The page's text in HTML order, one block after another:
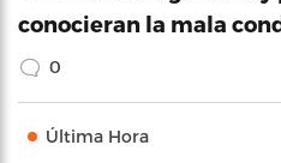
conocieran la mala
0
Última Hora